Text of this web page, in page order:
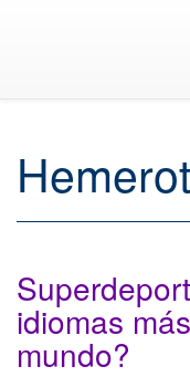
idiomas
mundo?